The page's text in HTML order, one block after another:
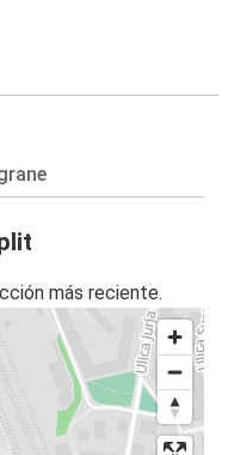
más reciente.